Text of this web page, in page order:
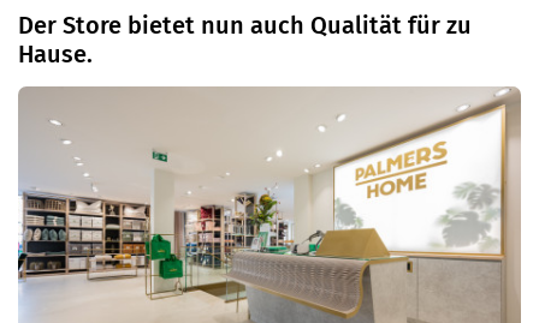
Der Store bietet nun auch Qualität für zu
Hause.